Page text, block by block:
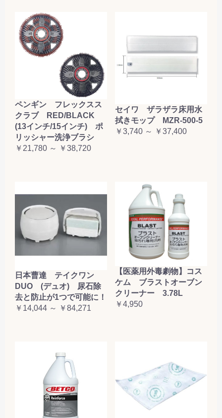
ペンギン フレックスス
クラブ RED/BLACK
(13インチ/15インチ) ポ
リッシャー洗浄ブラシ
￥21,780 ～ ￥38,720
セイワ ザラザラ床用水
拭きモップ MZR-500-5
￥3,740 ～ ￥37,400
日本曹達 テイクワン
DUO (デュオ) 尿石除
去と防止が1つで可能に！
￥14,044 ～ ￥84,271
【医薬用外毒劇物】コス
ケム ブラストオーブン
クリーナー 3.78L
￥4,950